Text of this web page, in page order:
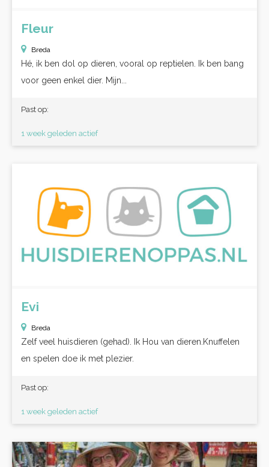
Fleur
Breda
Hé, ik ben dol op dieren, vooral op reptielen. Ik ben bang
voor geen enkel dier. Mijn...
Past op:
1 week geleden actief
Evi
Breda
Zelf veel huisdieren (gehad). Ik Hou van dieren.Knuffelen
en spelen doe ik met plezier.
Past op:
1 week geleden actief